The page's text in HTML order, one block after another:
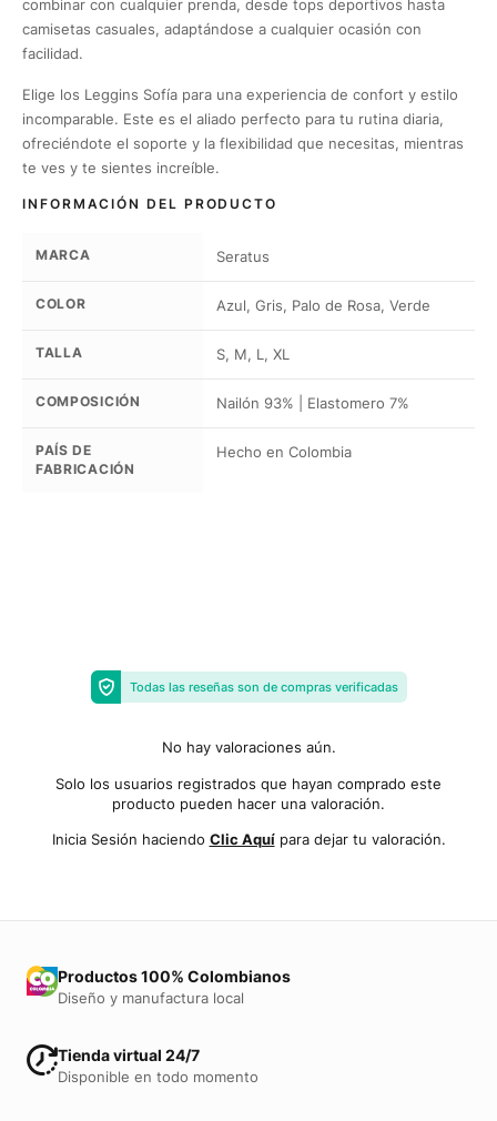
combinar con cualquier prenda, desde tops deportivos hasta
camisetas casuales, adaptándose a cualquier ocasión con
facilidad.
Elige los Leggins Sofía para una experiencia de confort y estilo
incomparable. Este es el aliado perfecto para tu rutina diaria,
ofreciéndote el soporte y la flexibilidad que necesitas, mientras
te ves y te sientes increíble.
INFORMACIÓN DEL PRODUCTO
MARCA Seratus
COLOR Azul, Gris, Palo de Rosa, Verde
TALLA S, M, L, XL
COMPOSICIÓN Nailón 93% | Elastomero 7%
PAÍS DE
FABRICACIÓN
Hecho en Colombia
Todas las reseñas son de compras verificadas
No hay valoraciones aún.
Solo los usuarios registrados que hayan comprado este
producto pueden hacer una valoración.
Inicia Sesión haciendo Clic Aquípara dejar tu valoración.
Productos 100% Colombianos
Diseño y manufactura local
Tienda virtual 24/7
Disponible en todo momento